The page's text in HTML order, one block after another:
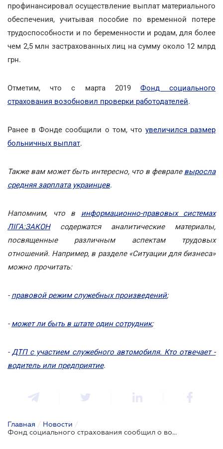
профинансировал осуществление выплат материального
обеспечения, учитывая пособие по временной потере
трудоспособности и по беременности и родам, для более
чем 2,5 млн застрахованных лиц на сумму около 12 млрд
грн.
Отметим, что с марта 2019 Фонд социального
страхования возобновил проверки работодателей.
Ранее в Фонде сообщили о том, что увеличился размер
больничных выплат.
Также вам может быть интересно, что в феврале выросла
средняя зарплата украинцев.
Напомним, что в информационно-правовых системах
ЛІГА:ЗАКОНсодержатся аналитические материалы,
посвященные различным аспектам трудовых
отношений. Например, в разделе «Ситуации для бизнеса»
можно прочитать:
- правовой режим служебных произведений;
- может ли быть в штате один сотрудник;
-ДТП с участием служебного автомобиля. Кто отвечает -
водитель или предприятие.
Главная / Новости /
Фонд социального страхования сообщил о возможной задержке выплаты больничных